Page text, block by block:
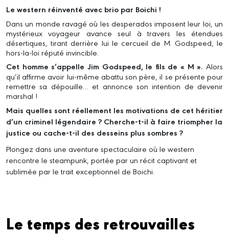
Le western réinventé avec brio par Boichi !
Dans un monde ravagé où les desperados imposent leur loi, un
mystérieux voyageur avance seul à travers les étendues
désertiques, tirant derrière lui le cercueil de M. Godspeed, le
hors-la-loi réputé invincible.
Cet homme s’appelle Jim Godspeed, le fils de « M ». Alors
qu’il affirme avoir lui-même abattu son père, il se présente pour
remettre sa dépouille… et annonce son intention de devenir
marshal !
Mais quelles sont réellement les motivations de cet héritier
d’un criminel légendaire ? Cherche-t-il à faire triompher la
justice ou cache-t-il des desseins plus sombres ?
Plongez dans une aventure spectaculaire où le western
rencontre le steampunk, portée par un récit captivant et
sublimée par le trait exceptionnel de Boichi.
Le temps des retrouvailles